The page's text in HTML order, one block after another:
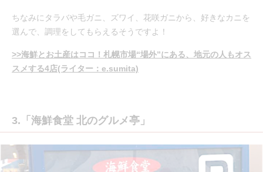
ちなみにタラバや毛ガニ、ズワイ、花咲ガニから、好きなカニを
選んで、調理をしてもらえるそうですよ！
>>海鮮とお土産はココ！札幌市場“場外”にある、地元の人もオス
スメする4店(ライター：e.sumita)
3.「海鮮食堂 北のグルメ亭」